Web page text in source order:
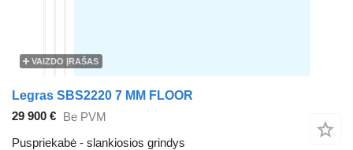
VAIZDO ĮRAŠAS
Legras SBS2220 7 MM FLOOR
29 900 € Be PVM
Puspriekabė - slankiosios grindys